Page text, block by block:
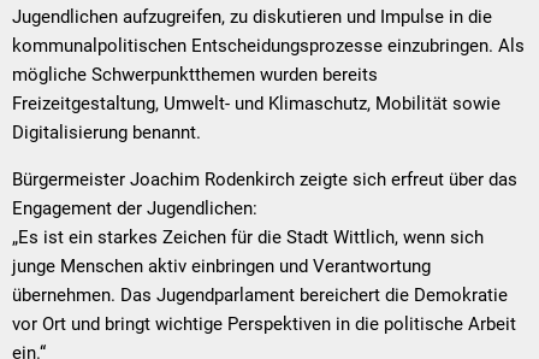
Jugendlichen aufzugreifen, zu diskutieren und Impulse in die
kommunalpolitischen Entscheidungsprozesse einzubringen. Als
mögliche Schwerpunktthemen wurden bereits
Freizeitgestaltung, Umwelt- und Klimaschutz, Mobilität sowie
Digitalisierung benannt.
Bürgermeister Joachim Rodenkirch zeigte sich erfreut über das
Engagement der Jugendlichen:
„Es ist ein starkes Zeichen für die Stadt Wittlich, wenn sich
junge Menschen aktiv einbringen und Verantwortung
übernehmen. Das Jugendparlament bereichert die Demokratie
vor Ort und bringt wichtige Perspektiven in die politische Arbeit
ein.“